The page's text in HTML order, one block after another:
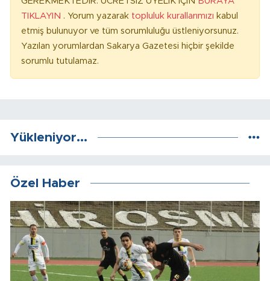
TIKLAYIN . Yorum yazarak topluluk kurallarımızı kabul
etmiş bulunuyor ve tüm sorumluluğu üstleniyorsunuz.
Yazılan yorumlardan Sakarya Gazetesi hiçbir şekilde
sorumlu tutulamaz.
Yükleniyor...
Özel Haber